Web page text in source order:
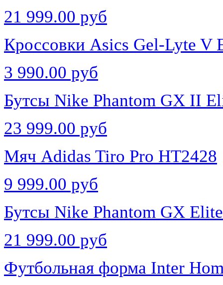
21 999.00 руб
Кроссовки Asics Gel-Lyte V
3 990.00 руб
Бутсы Nike Phantom GX II
23 999.00 руб
Мяч Adidas Tiro Pro HT2428
9 999.00 руб
Бутсы Nike Phantom GX
21 999.00 руб
Футбольная форма Inter